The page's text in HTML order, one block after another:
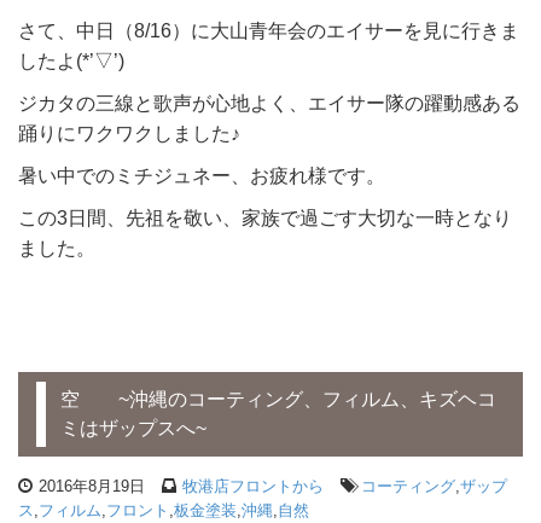
さて、中日（8/16）に大山青年会のエイサーを見に行きま
したよ(*’▽’)
ジカタの三線と歌声が心地よく、エイサー隊の躍動感ある
踊りにワクワクしました♪
暑い中でのミチジュネー、お疲れ様です。
この3日間、先祖を敬い、家族で過ごす大切な一時となり
ました。
空 ~沖縄のコーティング、フィルム、キズヘコ
ミはザップスへ~
2016年8月19日 牧港店フロントから コーティング ザップ
ス フィルム フロント 板金塗装 沖縄 自然